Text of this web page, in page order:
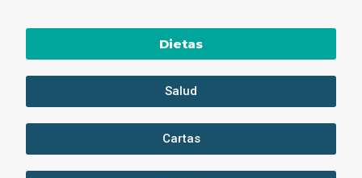
Salud
Cartas
Dietas